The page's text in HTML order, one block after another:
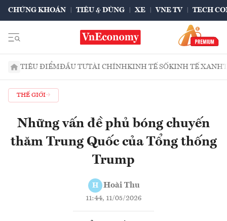
CHỨNG KHOÁN TIÊU & DÙNG XE VNE TV TECH
TIÊU ĐIỂMĐẦU TƯTÀI CHÍNHKINH TẾ SỐKINH TẾ XANH
THẾ GIỚI
Những vấn đề phủ bóng chuyến
thăm Trung Quốc của Tổng thống
Trump
H Hoài Thu
11:44, 11/05/2026